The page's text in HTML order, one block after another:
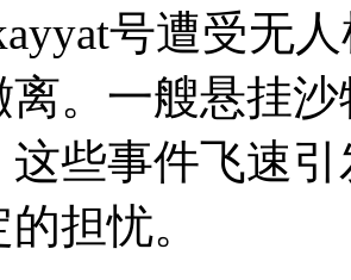
号遭受无
离。一艘悬挂
这些事件飞速
担忧。